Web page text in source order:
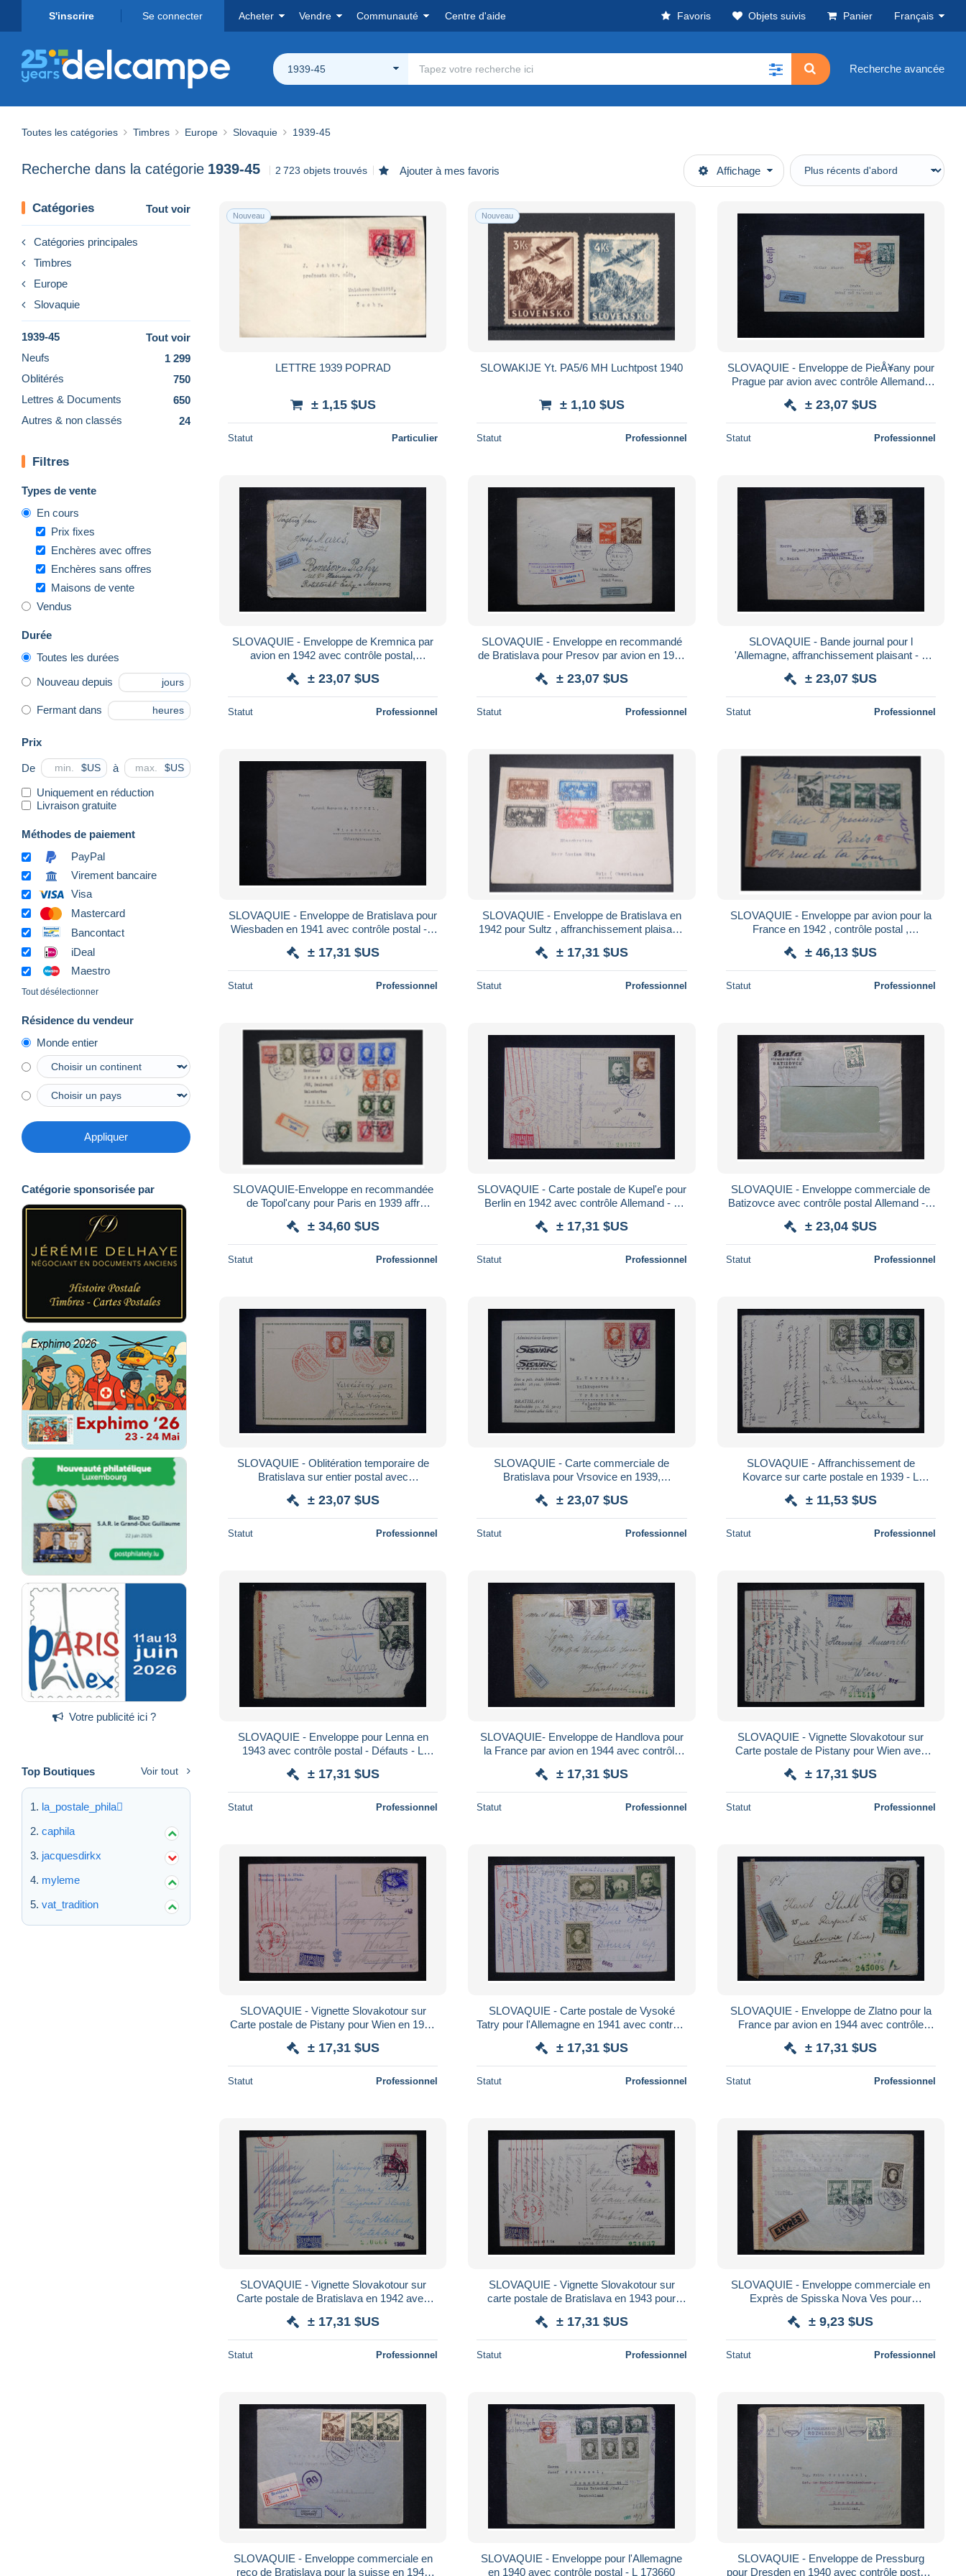
S'inscrire Se connecter Acheter Vendre Communauté Centre d'aide Favoris Objets suivis Panier Français
1939-45 Recherche avancée
Toutes les catégories Timbres Europe Slovaquie 1939-45
Recherche dans la catégorie 1939-45 2 723 objets trouvés Ajouter à mes favoris Affichage
Catégories Tout voir
Catégories principales
Timbres
Europe
Slovaquie
1939-45
Tout voir
Neufs
1 299
Oblitérés
750
Lettres & Documents
650
Autres & non classés
24
Filtres
Types de vente
En cours
Prix fixes
Enchères avec offres
Enchères sans offres
Maisons de vente
Vendus
Durée
Toutes les durées
Nouveau depuis jours
Fermant dans heures
Prix
De $US à $US
Uniquement en réduction
Livraison gratuite
Méthodes de paiement
PayPal
Virement bancaire
Visa
Mastercard
Bancontact
iDeal
Maestro
Tout désélectionner
Résidence du vendeur
Monde entier
Appliquer
Catégorie sponsorisée par
Votre publicité ici ?
Top Boutiques Voir tout
la_postale_phila
caphila
jacquesdirkx
myleme
vat_tradition
Nouveau
LETTRE 1939 POPRAD
± 1,15 $US
Statut Particulier
Nouveau
SLOWAKIJE Yt. PA5/6 MH Luchtpost 1940
± 1,10 $US
Statut Professionnel
SLOVAQUIE - Enveloppe de PieÅ¥any pour
Prague par avion avec contrôle Allemand ,
± 23,07 $US
Statut Professionnel
SLOVAQUIE - Enveloppe de Kremnica par
avion en 1942 avec contrôle postal,
± 23,07 $US
Statut Professionnel
SLOVAQUIE - Enveloppe en recommandé
de Bratislava pour Presov par avion en 1943
± 23,07 $US
Statut Professionnel
SLOVAQUIE - Bande journal pour l
'Allemagne, affranchissement plaisant - L
± 23,07 $US
Statut Professionnel
SLOVAQUIE - Enveloppe de Bratislava pour
Wiesbaden en 1941 avec contrôle postal - L
± 17,31 $US
Statut Professionnel
SLOVAQUIE - Enveloppe de Bratislava en
1942 pour Sultz , affranchissement plaisant-
± 17,31 $US
Statut Professionnel
SLOVAQUIE - Enveloppe par avion pour la
France en 1942 , contrôle postal ,
± 46,13 $US
Statut Professionnel
SLOVAQUIE-Enveloppe en recommandée
de Topol'cany pour Paris en 1939 affr
± 34,60 $US
Statut Professionnel
SLOVAQUIE - Carte postale de Kupel'e pour
Berlin en 1942 avec contrôle Allemand - L
± 17,31 $US
Statut Professionnel
SLOVAQUIE - Enveloppe commerciale de
Batizovce avec contrôle postal Allemand - L
± 23,04 $US
Statut Professionnel
SLOVAQUIE - Oblitération temporaire de
Bratislava sur entier postal avec
159751
± 23,07 $US
Statut Professionnel
SLOVAQUIE - Carte commerciale de
Bratislava pour Vrsovice en 1939,
± 23,07 $US
Statut Professionnel
SLOVAQUIE - Affranchissement de
Kovarce sur carte postale en 1939 - L
± 11,53 $US
Statut Professionnel
SLOVAQUIE - Enveloppe pour Lenna en
1943 avec contrôle postal - Défauts - L
± 17,31 $US
Statut Professionnel
SLOVAQUIE- Enveloppe de Handlova pour
la France par avion en 1944 avec contrôle
± 17,31 $US
Statut Professionnel
SLOVAQUIE - Vignette Slovakotour sur
Carte postale de Pistany pour Wien avec
± 17,31 $US
Statut Professionnel
SLOVAQUIE - Vignette Slovakotour sur
Carte postale de Pistany pour Wien en 1943
± 17,31 $US
Statut Professionnel
SLOVAQUIE - Carte postale de Vysoké
Tatry pour l'Allemagne en 1941 avec contrôle
± 17,31 $US
Statut Professionnel
SLOVAQUIE - Enveloppe de Zlatno pour la
France par avion en 1944 avec contrôle
± 17,31 $US
Statut Professionnel
SLOVAQUIE - Vignette Slovakotour sur
Carte postale de Bratislava en 1942 avec
± 17,31 $US
Statut Professionnel
SLOVAQUIE - Vignette Slovakotour sur
carte postale de Bratislava en 1943 pour
± 17,31 $US
Statut Professionnel
SLOVAQUIE - Enveloppe commerciale en
Exprès de Spisska Nova Ves pour
164070
± 9,23 $US
Statut Professionnel
SLOVAQUIE - Enveloppe commerciale en
reco de Bratislava pour la suisse en 1942
SLOVAQUIE - Enveloppe pour l'Allemagne
en 1940 avec contrôle postal - L 173660
SLOVAQUIE - Enveloppe de Pressburg
pour Dresden en 1940 avec contrôle postal -